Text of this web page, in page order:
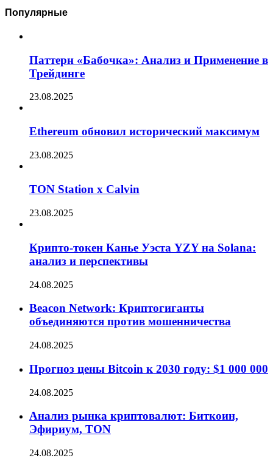
Популярные
Паттерн «Бабочка»: Анализ и Применение в
Трейдинге
23.08.2025
Ethereum обновил исторический максимум
23.08.2025
TON Station x Calvin
23.08.2025
Крипто-токен Канье Уэста YZY на Solana:
анализ и перспективы
24.08.2025
Beacon Network: Криптогиганты
объединяются против мошенничества
24.08.2025
Прогноз цены Bitcoin к 2030 году: $1 000 000
24.08.2025
Анализ рынка криптовалют: Биткоин,
Эфириум, TON
24.08.2025